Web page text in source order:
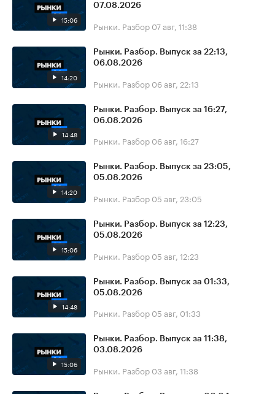
15:06
07.08.2026
Рынки. Разбор 07 авг, 11:38
14:20
Рынки. Разбор. Выпуск за 22:13,
06.08.2026
Рынки. Разбор 06 авг, 22:13
14:48
Рынки. Разбор. Выпуск за 16:27,
06.08.2026
Рынки. Разбор 06 авг, 16:27
14:20
Рынки. Разбор. Выпуск за 23:05,
05.08.2026
Рынки. Разбор 05 авг, 23:05
15:06
Рынки. Разбор. Выпуск за 12:23,
05.08.2026
Рынки. Разбор 05 авг, 12:23
14:48
Рынки. Разбор. Выпуск за 01:33,
05.08.2026
Рынки. Разбор 05 авг, 01:33
15:06
Рынки. Разбор. Выпуск за 11:38,
03.08.2026
Рынки. Разбор 03 авг, 11:38